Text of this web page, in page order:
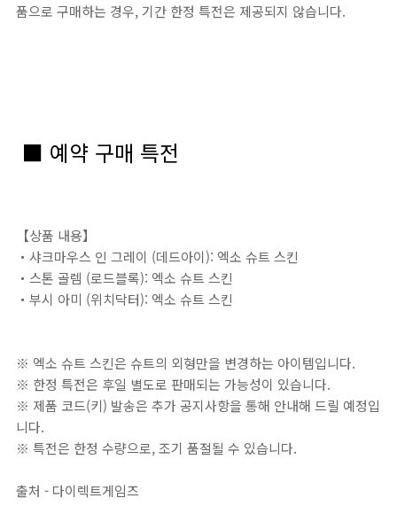
품으로 구매하는 경우, 기간 한정 특전은 제공되지 않습니다.
■ 예약 구매 특전
【상품 내용】
・샤크마우스 인 그레이 (데드아이): 엑소 슈트 스킨
・스톤 골렘 (로드블록): 엑소 슈트 스킨
・부시 아미 (위치닥터): 엑소 슈트 스킨
※ 엑소 슈트 스킨은 슈트의 외형만을 변경하는 아이템입니다.
※ 한정 특전은 후일 별도로 판매되는 가능성이 있습니다.
※ 제품 코드(키) 발송은 추가 공지사항을 통해 안내해 드릴 예정입
니다.
※ 특전은 한정 수량으로, 조기 품절될 수 있습니다.
출처 - 다이렉트게임즈